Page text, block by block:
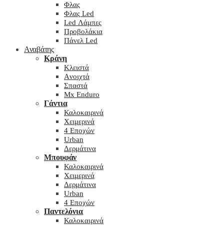
Φλας
Φλας Led
Led Λάμπες
Προβολάκια
Πάνελ Led
Αναβάτης
Κράνη
Kλειστά
Aνοιχτά
Σπαστά
Mx Enduro
Γάντια
Καλοκαιρινά
Χειμερινά
4 Εποχών
Urban
Δερμάτινα
Μπουφάν
Καλοκαιρινά
Χειμερινά
Δερμάτινα
Urban
4 Εποχών
Παντελόνια
Καλοκαιρινά